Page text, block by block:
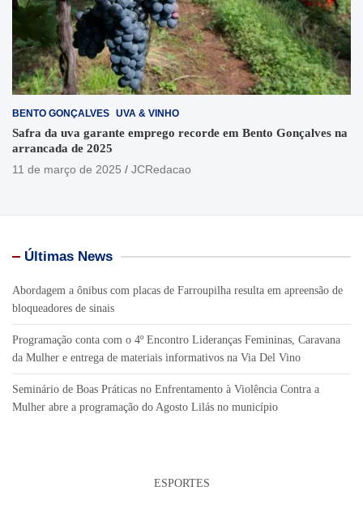
BENTO GONÇALVES UVA & VINHO
Safra da uva garante emprego recorde em Bento Gonçalves na
arrancada de 2025
11 de março de 2025
JCRedacao
Últimas News
Abordagem a ônibus com placas de Farroupilha resulta em apreensão de
bloqueadores de sinais
Programação conta com o 4º Encontro Lideranças Femininas, Caravana
da Mulher e entrega de materiais informativos na Via Del Vino
Seminário de Boas Práticas no Enfrentamento à Violência Contra a
Mulher abre a programação do Agosto Lilás no município
ESPORTES